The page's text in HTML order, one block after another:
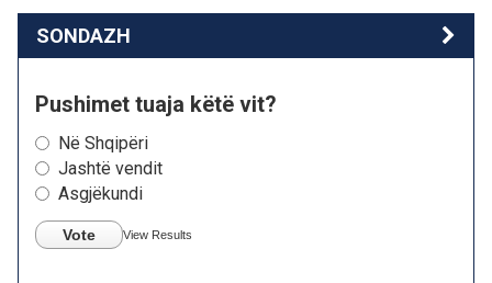
SONDAZH
Pushimet tuaja këtë vit?
Në Shqipëri
Jashtë vendit
Asgjëkundi
Vote View Results